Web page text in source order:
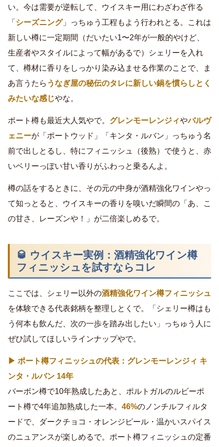
い。今は需要が逆転して、ウイスキー用にわざわざ作る
「 シーズニング」っちゅう工程もよう行われとる。これは
新しい樽に一定期間（だいたい1〜2年が一般的やけど、
生産者やスタイルによって幅があるで）シェリーを入れ
て、樽材に香りをしっかり染み込ませる作業のことで、ま
あ言うたら うなぎ屋の秘伝のタレに新しい鍋を慣らしとく
みたいな感じやな。
ポート樽も最近大人気やで。 グレンモーレンジィやバルヴ
ェニーが「ポートウッド」「キンタ・ルバン」っちゅう名
前で出しとるし、特にフィニッシュ（後熟）で使うと、赤
いベリーっぽい甘い香りがふわっと乗るんよ。
樽の話をするときに、その元の中身が酒精強化ワインやっ
て知っとると、ウイスキーの香りを嗅いだ瞬間の「あ、こ
の甘さ、レーズンや！」が二倍楽しめるで。
🥃 ウイスキー実例：酒精強化ワイン樽
フィニッシュを試すならコレ
ここでは、シェリー以外の酒精強化ワイン樽フィニッシュ
を体験できる代表銘柄を整理しとくで。「シェリー樽はも
う何本も飲んだ、次の一歩を踏み出したい」っちゅう人に
ぜひ試してほしいラインナップやで。
▶ ポート樽フィニッシュの代表：グレンモーレンジィ キ
ンタ・ルバン 14年
バーボン樽で10年熟成したあと、ポルトガルのルビーポ
ート樽で4年追加熟成した一本。 46%のノンチルフィルタ
ードで、ダークチョコ・オレンジピール・温かいスパイス
のニュアンスが楽しめるで。ポート樽フィニッシュの定番